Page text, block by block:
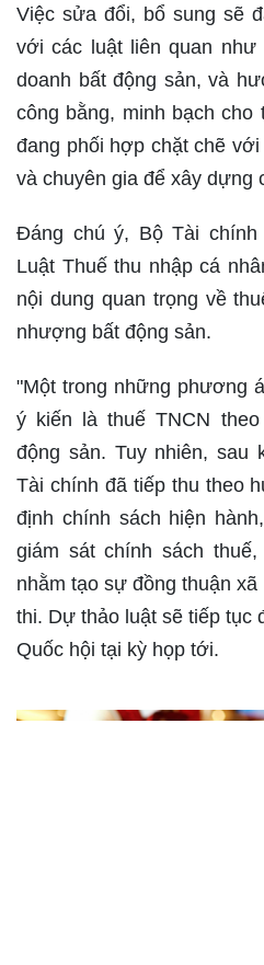
Việc sửa đổi, bổ sung sẽ
với các luật liên quan
doanh bất động sản, và
công bằng, minh bạch
đang phối hợp chặt chẽ
và chuyên gia để xây dựng
Đáng chú ý, Bộ Tài
Luật Thuế thu nhập cá
nội dung quan trọng về
nhượng bất động sản.
"Một trong những phương
ý kiến là thuế TNCN
động sản. Tuy nhiên, sau
Tài chính đã tiếp thu theo
định chính sách hiện
giám sát chính sách
nhằm tạo sự đồng thuận
thi. Dự thảo luật sẽ tiếp tục
Quốc hội tại kỳ họp tới.